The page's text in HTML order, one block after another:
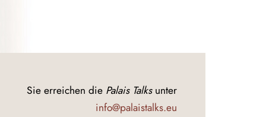
Sie erreichen die Palais Talksunter
info@palaistalks.eu